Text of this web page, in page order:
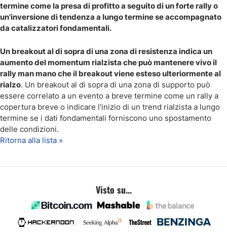
termine come la presa di profitto a seguito di un forte rally o
un'inversione di tendenza a lungo termine se accompagnato
da catalizzatori fondamentali.
Un breakout al di sopra di una zona di resistenza indica un
aumento del momentum rialzista che può mantenere vivo il
rally man mano che il breakout viene esteso ulteriormente al
rialzo. Un breakout al di sopra di una zona di supporto può
essere correlato a un evento a breve termine come un rally a
copertura breve o indicare l'inizio di un trend rialzista a lungo
termine se i dati fondamentali forniscono uno spostamento
delle condizioni.
Ritorna alla lista »
Visto su...